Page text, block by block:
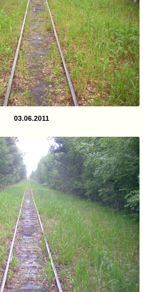
03.06.2011